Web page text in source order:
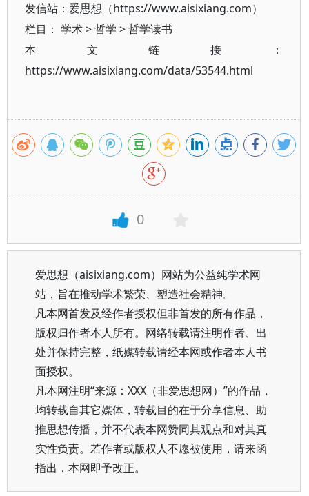
发信站：爱思想（https://www.aisixiang.com）
栏目： 学术>哲学 >哲学读书
本文链接：
https://www.aisixiang.com/data/53544.html
0
爱思想（aisixiang.com）网站为公益纯学术网
站，旨在推动学术繁荣、塑造社会精神。
凡本网首发及经作者授权但非首发的所有作品，
版权归作者本人所有。网络转载请注明作者、出
处并保持完整，纸媒转载请经本网或作者本人书
面授权。
凡本网注明“来源：XXX（非爱思想网）”的作品，
均转载自其它媒体，转载目的在于分享信息、助
推思想传播，并不代表本网赞同其观点和对其真
实性负责。若作者或版权人不愿被使用，请来函
指出，本网即予改正。